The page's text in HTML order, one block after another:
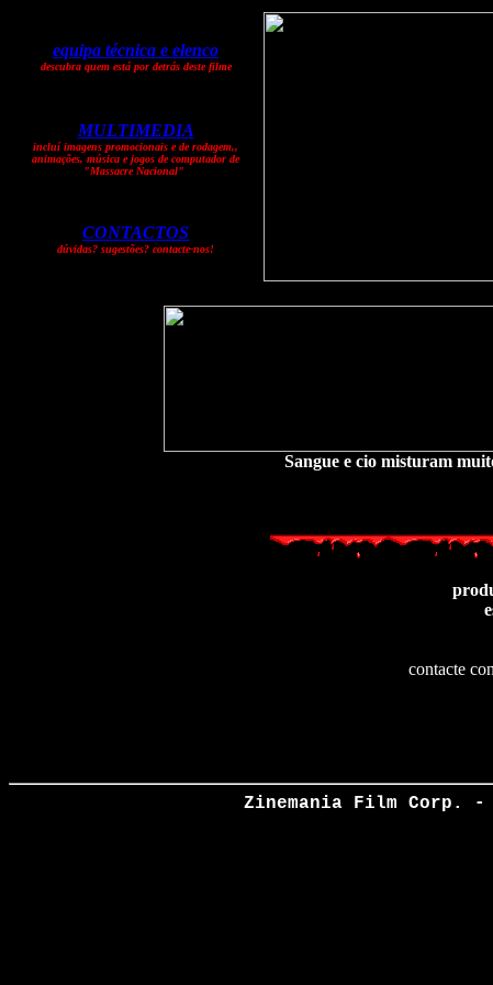
equipa técnica e elenco
descubra quem está por detrás deste filme
MULTIMEDIA
incluí imagens promocionais e de rodagem,,
animações, música e jogos de computador de
"Massacre Nacional"
CONTACTOS
dúvidas? sugestões? contacte-nos!
Sangue e cio misturam
contacte
Zinemania Film Corp. -